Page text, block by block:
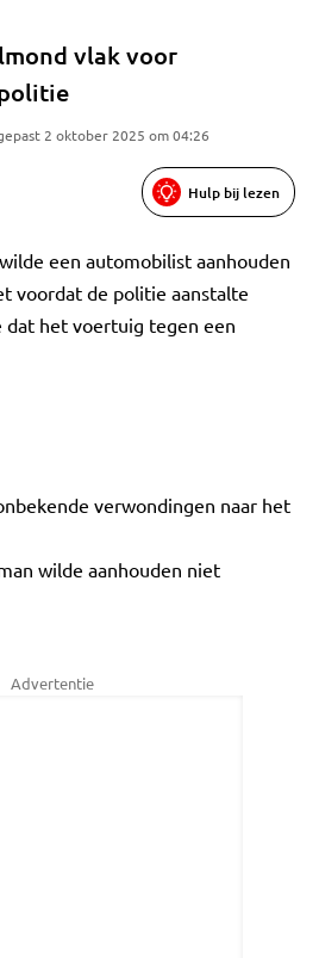
vlak voor
2 oktober 2025 om 04:26
Hulp bij lezen
een automobilist aanhouden
voordat de politie aanstalte
dat het voertuig tegen een
verwondingen naar het
wilde aanhouden niet
Advertentie